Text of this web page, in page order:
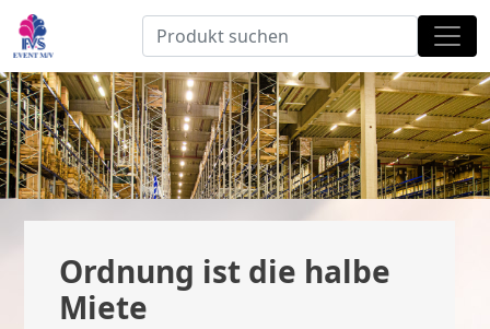
Ordnung ist die halbe
Miete